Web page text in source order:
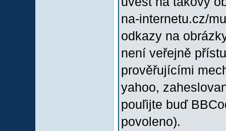
na-internetu.cz/
odkazy na
není veřejně
prověřujícími
yahoo,
pouľijte buď
povoleno).